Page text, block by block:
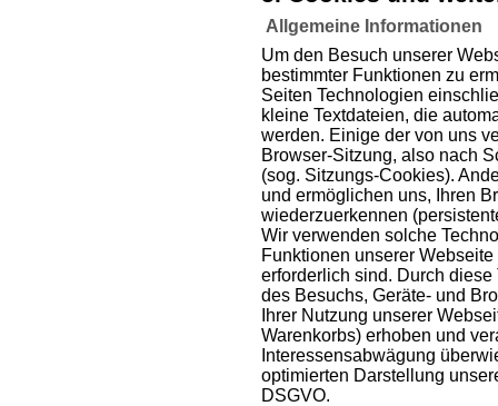
Allgemeine Informationen
Um den Besuch unserer
bestimmter Funktionen zu
Seiten Technologien
kleine Textdateien, die
werden. Einige der von uns
Browser-Sitzung, also nach
(sog. Sitzungs-Cookies).
und ermöglichen uns, Ihren
wiederzuerkennen
Wir verwenden solche
Funktionen unserer
erforderlich sind. Durch
des Besuchs, Geräte- und
Ihrer Nutzung unserer
Warenkorbs) erhoben und
Interessensabwägung
optimierten Darstellung
DSGVO.